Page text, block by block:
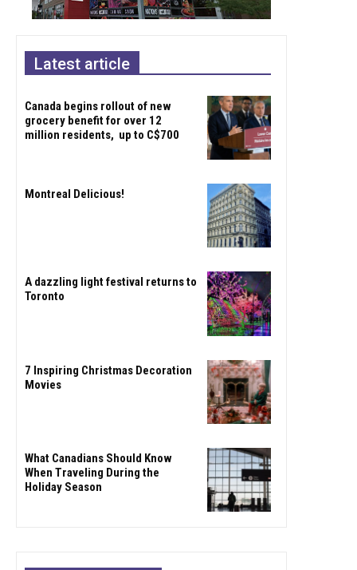
Latest article
Canada begins rollout of new
grocery benefit for over 12
million residents, up to C$700
Montreal Delicious!
A dazzling light festival returns to
Toronto
7 Inspiring Christmas Decoration
Movies
What Canadians Should Know
When Traveling During the
Holiday Season